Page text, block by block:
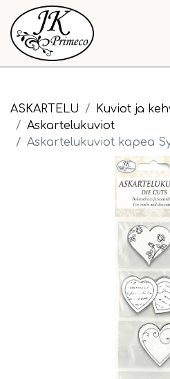
ASKARTELU
Kuviot ja
Askartelukuviot
Askartelukuviot kapea